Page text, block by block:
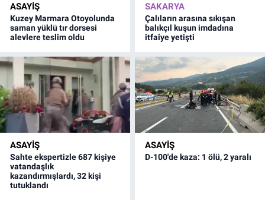
ASAYİŞ
Kuzey Marmara Otoyolunda
saman yüklü tır dorsesi
alevlere teslim oldu
SAKARYA
Çalıların arasına sıkışan
balıkçıl kuşun imdadına
itfaiye yetişti
ASAYİŞ
Sahte ekspertizle 687 kişiye
vatandaşlık
kazandırmışlardı, 32 kişi
tutuklandı
ASAYİŞ
D-100'de kaza: 1 ölü, 2 yaralı